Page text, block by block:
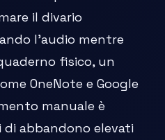
il divario
l'audio mentre
fisico, un
OneNote e Google
manuale è
abbandono elevati